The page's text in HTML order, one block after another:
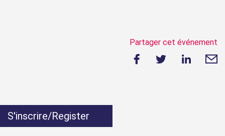
Partager cet événement
S'inscrire/Register